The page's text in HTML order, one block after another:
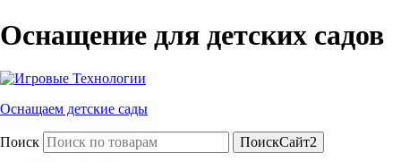
Оснащение для детских садов
Оснащаем детские сады
Поиск ПоискСайт2